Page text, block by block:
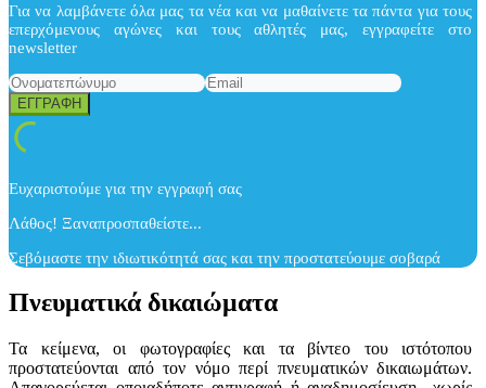
Για να λαμβάνετε όλα μας τα νέα και να μαθαίνετε τα πάντα για τους
επερχόμενους αγώνες και τους αθλητές μας, εγγραφείτε στο
newsletter
Ευχαριστούμε για την εγγραφή σας
Λάθος! Ξαναπροσπαθείστε...
Σεβόμαστε την ιδιωτικότητά σας και την προστατεύουμε σοβαρά
Πνευματικά δικαιώματα
Τα κείμενα, οι φωτογραφίες και τα βίντεο του ιστότοπου
προστατεύονται από τον νόμο περί πνευματικών δικαιωμάτων.